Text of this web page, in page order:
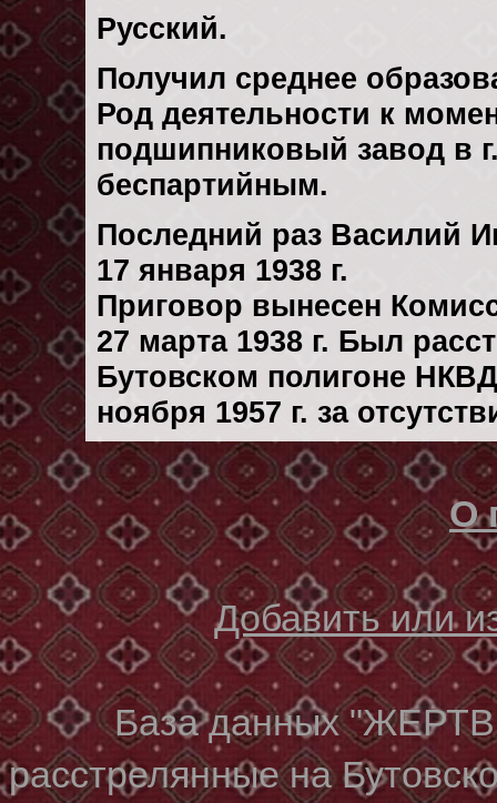
Русский.
Получил среднее
Род деятельности к
подшипниковый завод в
беспартийным.
Последний раз Василий
17 января 1938 г.
Приговор вынесен
27 марта 1938 г. Был
Бутовском полигоне
ноября 1957 г. за
О
Добавить или
База данных
расстрелянные на